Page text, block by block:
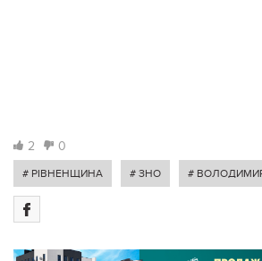
2 0
# РІВНЕНЩИНА # ЗНО #